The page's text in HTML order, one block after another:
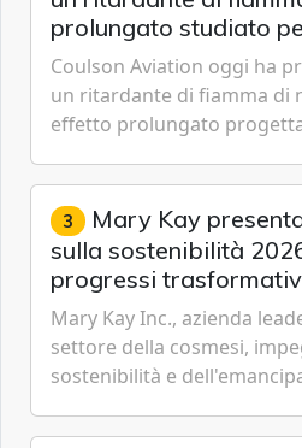
strategiche su cui gli
muoversi per trasformare
dell’AI in un vantaggio
prolungato studiato
lotta aerea contro gli
Coulson Aviation oggi ha
un ritardante di fiamma di
effetto prolungato
missioni an...
3 Mary Kay
sulla sostenibilità
progressi
livello globale nelle
economica e
Mary Kay Inc., azienda
settore della cosmesi,
sostenibilità e
sostenibilità 2026, una